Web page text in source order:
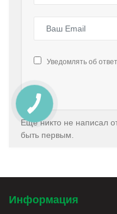
Уведомлять об
Еще никто не написал
быть первым.
Информация